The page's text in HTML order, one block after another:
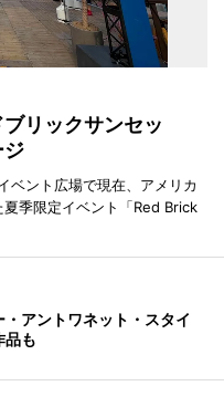
リックサンセッ
ジ
ベント広場で現在、アメリカ
季限定イベント「Red Brick
アントワネット・スタイ
も